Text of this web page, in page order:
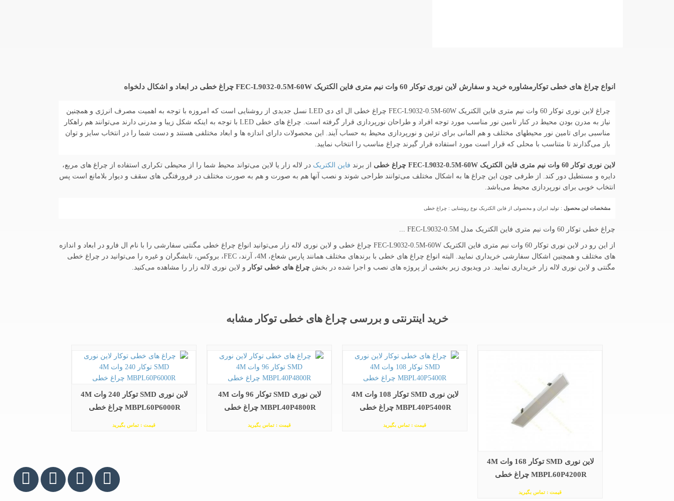
انواع چراغ های خطی توکارمشاوره خرید و سفارش لاین نوری توکار 60 وات نیم متری فاین الکتریک FEC-L9032-0.5M-60W چراغ خطی در ابعاد و اشکال دلخواه
چراغ لاین نوری توکار 60 وات نیم متری فاین الکتریک FEC-L9032-0.5M-60W چراغ خطی ال ای دی LED نسل جدیدی از روشنایی است که امروزه با توجه به اهمیت مصرف انرژی و همچنین
نیاز به مدرن بودن محیط در کنار تامین نور مناسب مورد توجه افراد و طراحان نورپردازی قرار گرفته است. چراغ های خطی LED با توجه به اینکه شکل زیبا و مدرنی دارند می‌توانند هم راهکار
مناسبی برای تامین نور محیطهای مختلف و هم المانی برای تزئین و نورپردازی محیط به حساب آیند. این محصولات دارای اندازه ها و ابعاد مختلفی هستند و دست شما را در انتخاب سایز و توان
باز می‌گذارند تا متناسب با محلی که قرار است مورد استفاده قرار گیرند چراغ مناسب را انتخاب نمایید.
لاین نوری توکار 60 وات نیم متری فاین الکتریک FEC-L9032-0.5M-60W چراغ خطی از برند فاین الکتریک در لاله زار یا لاین می‌تواند محیط شما را از محیطی تکراری استفاده از چراغ های مربع،
دایره و مستطیل دور کند. از طرفی چون این چراغ ها به اشکال مختلف می‌توانند طراحی شوند و نصب آنها هم به صورت و هم به صورت مختلف در فرورفتگی های سقف و دیوار بلامانع است پس
انتخاب خوبی برای نورپردازی محیط می‌باشد.
مشخصات این محصول : تولید ایران و محصولی از فاین الکتریک نوع روشنایی : چراغ خطی
چراغ خطی توکار 60 وات نیم متری فاین الکتریک مدل FEC-L9032-0.5M ...
از این رو در لاین نوری توکار 60 وات نیم متری فاین الکتریک FEC-L9032-0.5M-60W چراغ خطی و لاین نوری لاله زار می‌توانید انواع چراغ خطی مگنتی سفارشی را با نام ال فارو در ابعاد و اندازه
های مختلف و همچنین اشکال سفارشی خریداری نمایید. البته انواع چراغ های خطی با برندهای مختلف همانند پارس شعاع، 4M، آرند، FEC، بروکس، تابشگران و غیره را می‌توانید در چراغ خطی
مگنتی و لاین نوری لاله زار خریداری نمایید. در ویدیوی زیر بخشی از پروژه های نصب و اجرا شده در بخش چراغ های خطی توکار و لاین نوری لاله زار را مشاهده می‌کنید.
خرید اینترنتی و بررسی چراغ های خطی توکار مشابه
لاین نوری SMD توکار 168 وات 4M
MBPL60P4200R چراغ خطی
قیمت : تماس بگیرید
لاین نوری SMD توکار 108 وات 4M
MBPL40P5400R چراغ خطی
قیمت : تماس بگیرید
لاین نوری SMD توکار 96 وات 4M
MBPL40P4800R چراغ خطی
قیمت : تماس بگیرید
لاین نوری SMD توکار 240 وات 4M
MBPL60P6000R چراغ خطی
قیمت : تماس بگیرید